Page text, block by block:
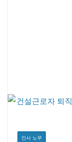
인사 노무